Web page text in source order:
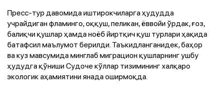
Пресс-тур давомида иштирокчиларга ҳудудда
учрайдиган фламинго, оққуш, пеликан, ёввойи ўрдак, ғоз,
балиқчи қушлар ҳамда ноёб йиртқич қуш турлари ҳақида
батафсил маълумот берилди. Таъкидланганидек, баҳор
ва куз мавсумида минглаб миграцион қушларнинг ушбу
ҳудудга қўниши Судоче кўллар тизимининг халқаро
экологик аҳамиятини янада оширмоқда.